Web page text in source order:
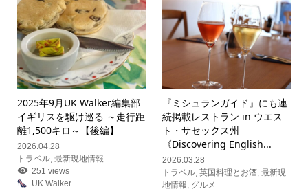
2025年9月UK Walker編集部
イギリスを駆け巡る ～走行距
離1,500キロ～【後編】
2026.04.28
トラベル, 最新現地情報
251 views
UK Walker
『ミシュランガイド』にも連
続掲載レストラン in ウエス
ト・サセックス州
《Discovering English...
2026.03.28
トラベル ,英国料理とお酒 ,最新現
地情報 グルメ